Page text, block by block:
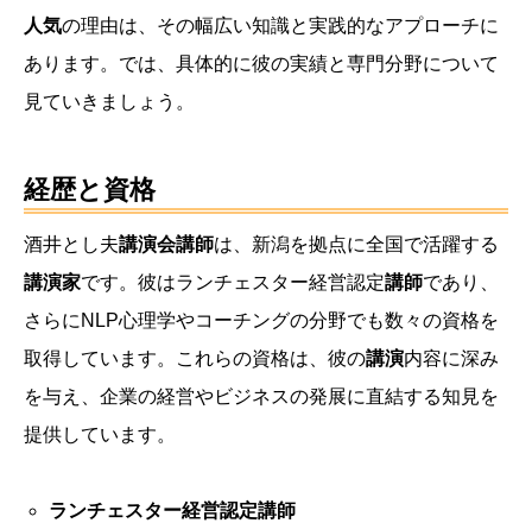
人気の理由は、その幅広い知識と実践的なアプローチに
あります。では、具体的に彼の実績と専門分野について
見ていきましょう。
経歴と資格
酒井とし夫講演会講師は、新潟を拠点に全国で活躍する
講演家です。彼はランチェスター経営認定講師であり、
さらにNLP心理学やコーチングの分野でも数々の資格を
取得しています。これらの資格は、彼の講演内容に深み
を与え、企業の経営やビジネスの発展に直結する知見を
提供しています。
ランチェスター経営認定講師